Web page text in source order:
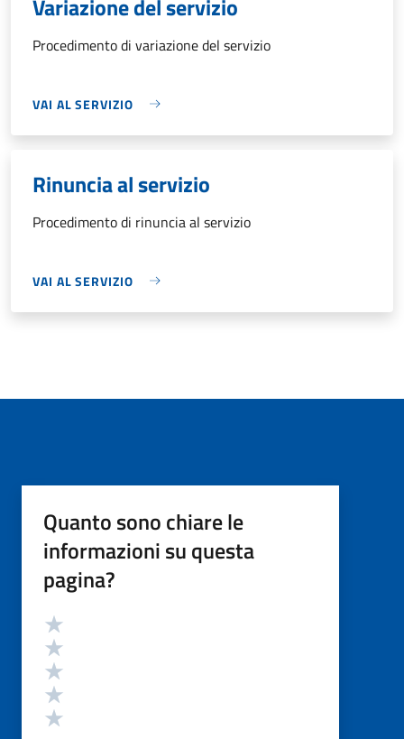
Variazione del servizio
Procedimento di variazione del servizio
VAI AL SERVIZIO
Rinuncia al servizio
Procedimento di rinuncia al servizio
VAI AL SERVIZIO
Quanto sono chiare le
informazioni su questa
pagina?
Valutazione